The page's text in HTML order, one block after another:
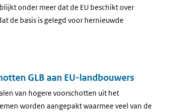
onder meer dat de EU beschikt over
de basis is gelegd voor hernieuwde
GLB aan EU-landbouwers
van hogere voorschotten uit het
worden aangepakt waarmee veel van de